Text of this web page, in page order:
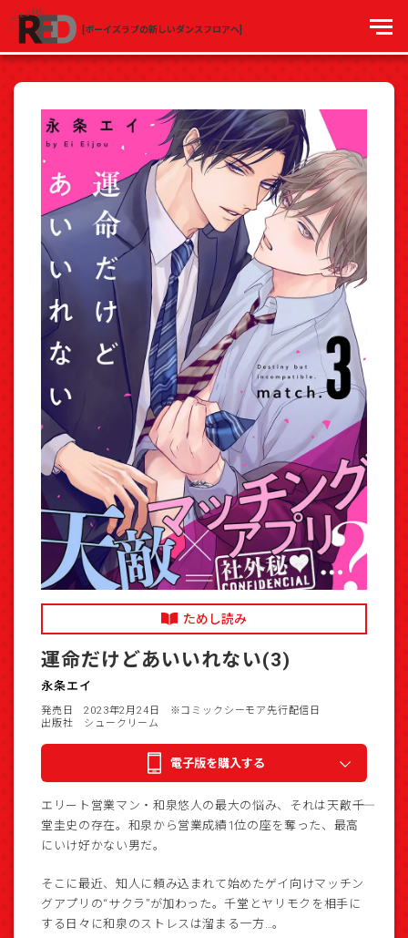
[ボーイズラブの新しいダンスフロアへ]
ためし読み
運命だけどあいいれない(3)
永条エイ
発売日 2023年2月24日
※コミックシーモア先行配信日
出版社 シュークリーム
電子版を購入する
エリート営業マン・和泉悠人の最大の悩み、それは天敵――千
堂圭史の存在。和泉から営業成績1位の座を奪った、最高
にいけ好かない男だ。
そこに最近、知人に頼み込まれて始めたゲイ向けマッチン
グアプリの“サクラ”が加わった。千堂とヤリモクを相手に
する日々に和泉のストレスは溜まる一方…。